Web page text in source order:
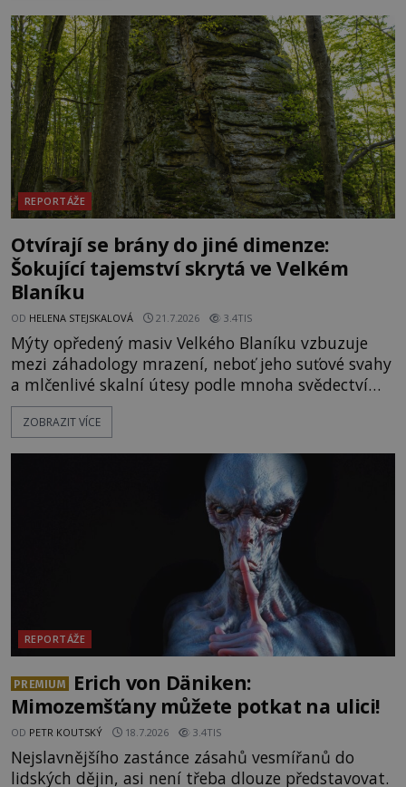
vyhýbá shonu moderní metropole. Místo, ke
kterému se vážou nejstarší české mýty, ve svých
temných útrobách střeží monumentální
REPORTÁŽE
Otvírají se brány do jiné dimenze:
Šokující tajemství skrytá ve Velkém
Blaníku
OD HELENA STEJSKALOVÁ 21.7.2026 3.4TIS
Mýty opředený masiv Velkého Blaníku vzbuzuje
mezi záhadology mrazení, neboť jeho suťové svahy
a mlčenlivé skalní útesy podle mnoha svědectví
fungují jako anomální zóny, kde selhává lidské
vnímání času i prostoru. Geologické anomálie hory
badatelé zde odkrývají indicie, které propojují
prastaré pohanské kulty, keltské svatyně a zprávy
ZOBRAZIT VÍCE
REPORTÁŽE
PREMIUM
Erich von Däniken:
Mimozemšťany můžete potkat na ulici!
OD PETR KOUTSKÝ 18.7.2026 3.4TIS
Nejslavnějšího zastánce zásahů vesmířanů do
lidských dějin, asi není třeba dlouze představovat.